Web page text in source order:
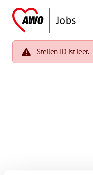
Stellen-ID ist leer.